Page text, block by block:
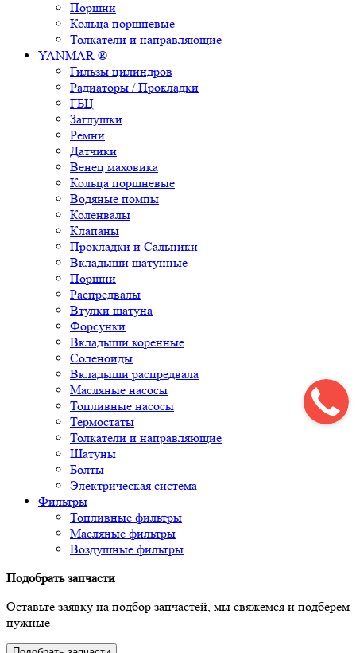
Поршни
Кольца поршневые
Толкатели и направляющие
YANMAR ®
Гильзы цилиндров
Радиаторы / Прокладки
ГБЦ
Заглушки
Ремни
Датчики
Венец маховика
Кольца поршневые
Водяные помпы
Коленвалы
Клапаны
Прокладки и Сальники
Вкладыши шатунные
Поршни
Распредвалы
Втулки шатуна
Форсунки
Вкладыши коренные
Соленоиды
Вкладыши распредвала
Масляные насосы
Топливные насосы
Термостаты
Толкатели и направляющие
Шатуны
Болты
Электрическая система
Фильтры
Топливные фильтры
Масляные фильтры
Воздушные фильтры
Подобрать запчасти
Оставьте заявку на подбор запчастей, мы свяжемся и подберем
нужные